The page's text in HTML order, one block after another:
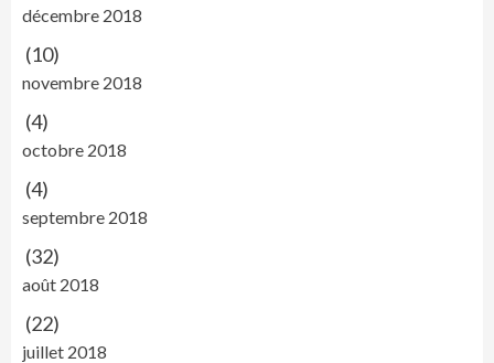
décembre 2018
(10)
novembre 2018
(4)
octobre 2018
(4)
septembre 2018
(32)
août 2018
(22)
juillet 2018